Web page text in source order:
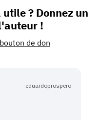
? Donnez un
!
de don
eduardoprospero